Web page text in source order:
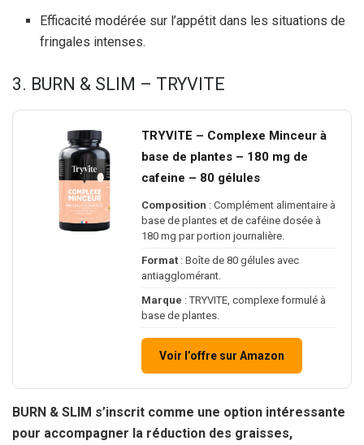
Efficacité modérée sur l’appétit dans les situations de
fringales intenses.
3. BURN & SLIM – TRYVITE
TRYVITE – Complexe Minceur à
base de plantes – 180 mg de
cafeine – 80 gélules
Composition : Complément alimentaire à
base de plantes et de caféine dosée à
180 mg par portion journalière.
Format : Boîte de 80 gélules avec
antiagglomérant.
Marque : TRYVITE, complexe formulé à
base de plantes.
Voir l’offre sur Amazon
BURN & SLIM s’inscrit comme une option intéressante
pour accompagner la réduction des graisses,